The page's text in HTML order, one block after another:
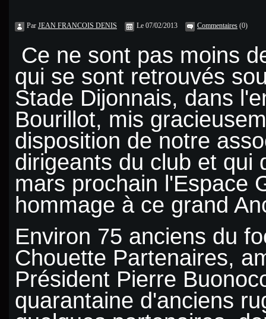
Par JEAN FRANCOIS DENIS Le 07/02/2013 Commentaires (0)
Ce ne sont pas moins
qui se sont retrouvés
Stade Dijonnais, dans
Bourillot, mis
disposition de notre
dirigeants du club et qui
mars prochain l'Espace
hommage à ce grand
Environ 75 anciens du
Chouette Partenaires,
Président Pierre
quarantaine d'anciens